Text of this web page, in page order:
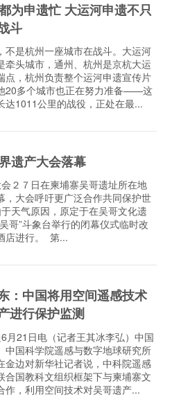
为申遗忙 大运河申遗不只
斗
不是杭州一座城市在战斗。大运河
牵头城市，通州、杭州是京杭大运
点，杭州负责整个运河申遗宣传片
20多个城市也正在努力准备——这
达1011公里的战役，正处在最...
遗产大会落幕
２７日在柬埔寨吴哥遗址所在地
，大会呼吁更广泛合作共同保护世
天气原因，原定于在吴哥文化遗
哥”斗象台举行的闭幕仪式临时改
店进行。 第...
：中国将用空间遥感技术
进行保护监测
月21日电（记者王其冰李弘）中国
中国科学院遥感与数字地球研究所
金边对新华社记者说，中科院遥感
合国教科文组织框架下与柬埔寨文
作，利用空间技术对吴哥遗产...